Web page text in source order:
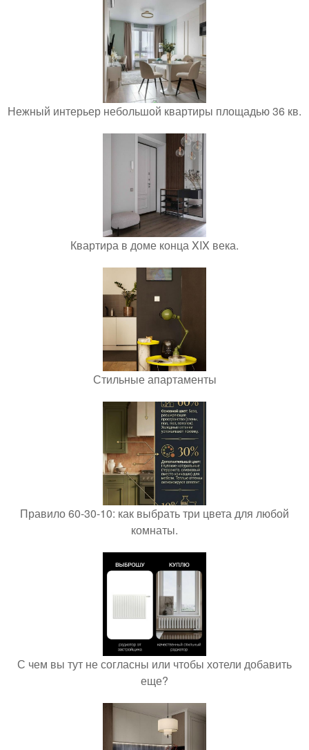
Нежный интерьер небольшой квартиры площадью 36 кв.
Квартира в доме конца XIX века.
Стильные апартаменты
Правило 60-30-10: как выбрать три цвета для любой
комнаты.
С чем вы тут не согласны или чтобы хотели добавить
еще?